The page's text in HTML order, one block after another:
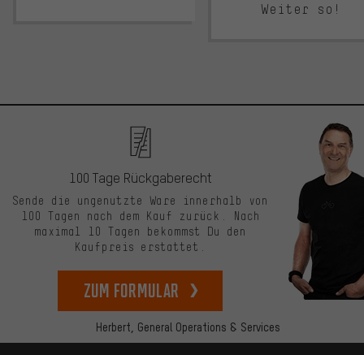
Weiter so!
Herbert, General Operations & Services
100 Tage Rückgaberecht
Sende die ungenutzte Ware innerhalb von
100 Tagen nach dem Kauf zurück. Nach
maximal 10 Tagen bekommst Du den
Kaufpreis erstattet.
zum Formular